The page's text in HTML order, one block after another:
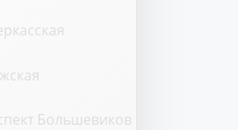
Большевиков